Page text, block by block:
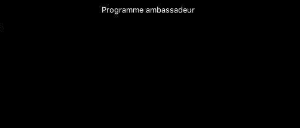
Programme ambassadeur